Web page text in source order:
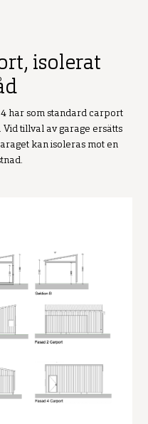
isolerat
har som standard carport
tillval av garage ersätts
kan isoleras mot en